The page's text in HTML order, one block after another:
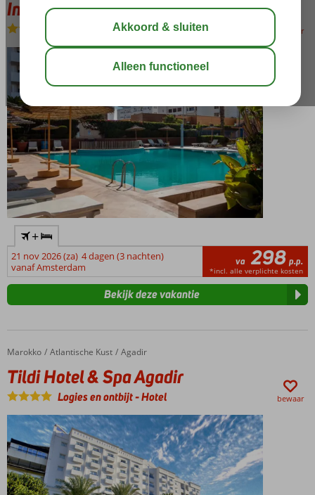
Intouriste Hotel & Suites
Hotel bewaar
+
21 nov 2026 (za) 4 dagen (3 nachten)
vanaf Amsterdam
va 298 p.p.
*incl. alle verplichte kosten
Bekijk deze vakantie
Home
Marokko Atlantische Kust Agadir
Tildi Hotel & Spa Agadir
Tildi Hotel & Spa Agadir
Logies en ontbijt-Hotel bewaar